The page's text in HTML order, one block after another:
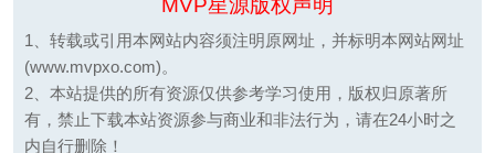
MVP星源版权声明
1、转载或引用本网站内容须注明原网址，并标明本网站网址
(www.mvpxo.com)。
2、本站提供的所有资源仅供参考学习使用，版权归原著所
有，禁止下载本站资源参与商业和非法行为，请在24小时之
内自行删除！